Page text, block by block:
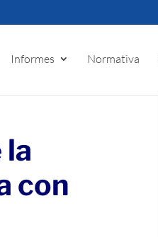
Informes Normativa
con